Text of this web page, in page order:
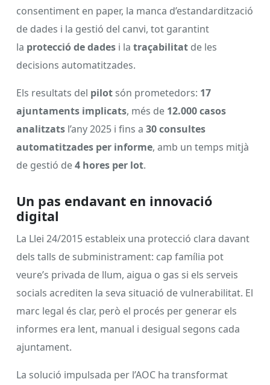
consentiment en paper, la manca d’estandardització
de dades i la gestió del canvi, tot garantint
la protecció de dades i la traçabilitat de les
decisions automatitzades.
Els resultats del pilot són prometedors: 17
ajuntaments implicats, més de 12.000 casos
analitzats l’any 2025 i fins a 30 consultes
automatitzades per informe, amb un temps mitjà
de gestió de4 hores per lot.
Un pas endavant en innovació
digital
La Llei 24/2015 estableix una protecció clara davant
dels talls de subministrament: cap família pot
veure’s privada de llum, aigua o gas si els serveis
socials acrediten la seva situació de vulnerabilitat. El
marc legal és clar, però el procés per generar els
informes era lent, manual i desigual segons cada
ajuntament.
La solució impulsada per l’AOC ha transformat